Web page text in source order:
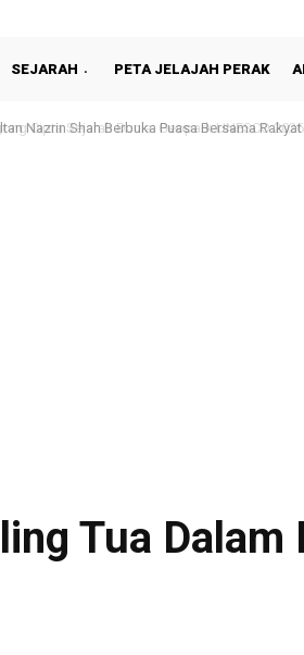
SEJARAH PETA JELAJAH PERAK
Nazrin Shah Berbuka Puasa Bersama Rakyat
Tua